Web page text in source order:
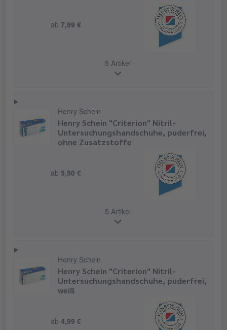
ab 7,99 €
5 Artikel
Henry Schein
Henry Schein "Criterion" Nitril-
Untersuchungshandschuhe, puderfrei,
ohne Zusatzstoffe
ab 5,50 €
5 Artikel
Henry Schein
Henry Schein "Criterion" Nitril-
Untersuchungshandschuhe, puderfrei,
weiß
ab 4,99 €